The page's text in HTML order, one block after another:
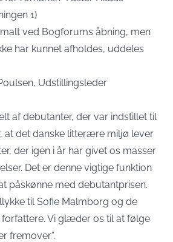
1)
ved Bogforums åbning, men
har kunnet afholdes, uddeles
Udstillingsleder
af debutanter, der var indstillet til
at det danske litterære miljø lever
der igen i år har givet os masser
Det er denne vigtige funktion
påskønne med debutantprisen.
til Sofie Malmborg og de
Vi glæder os til at følge
fremover”.